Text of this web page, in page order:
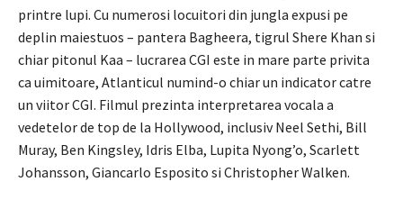
printre lupi. Cu numerosi locuitori din jungla expusi pe
deplin maiestuos – pantera Bagheera, tigrul Shere Khan si
chiar pitonul Kaa – lucrarea CGI este in mare parte privita
ca uimitoare, Atlanticul numind-o chiar un indicator catre
un viitor CGI. Filmul prezinta interpretarea vocala a
vedetelor de top de la Hollywood, inclusiv Neel Sethi, Bill
Muray, Ben Kingsley, Idris Elba, Lupita Nyong’o, Scarlett
Johansson, Giancarlo Esposito si Christopher Walken.